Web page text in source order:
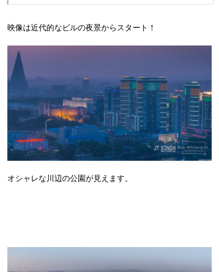
映像は近代的なビルの夜景からスタート！
オシャレな川辺の公園が見えます。